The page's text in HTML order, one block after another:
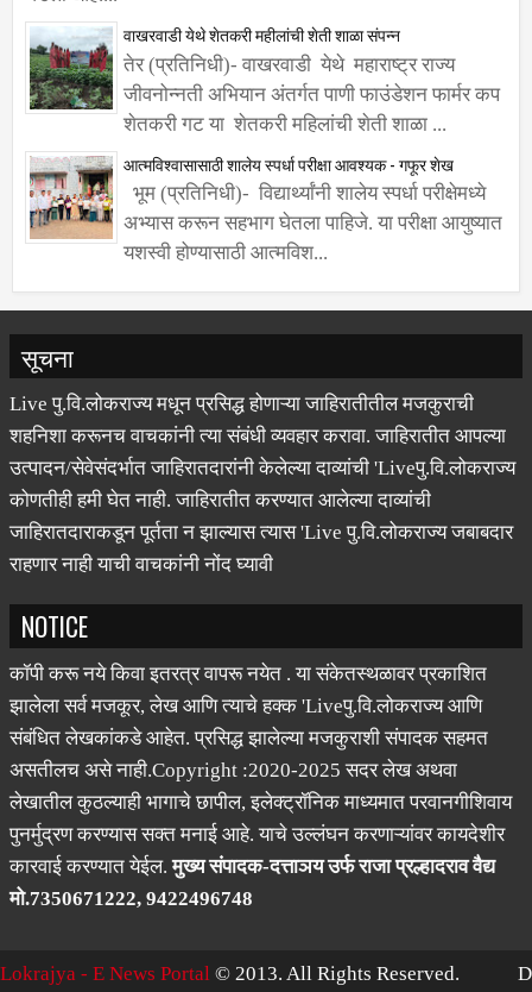
वाखरवाडी येथे शेतकरी महीलांची शेती शाळा संपन्न
तेर (प्रतिनिधी)- वाखरवाडी येथे महाराष्ट्र राज्य
जीवनोन्नती अभियान अंतर्गत पाणी फाउंडेशन फार्मर कप
शेतकरी गट या शेतकरी महिलांची शेती शाळा ...
आत्मविश्वासासाठी शालेय स्पर्धा परीक्षा आवश्यक - गफूर शेख
भूम (प्रतिनिधी)- विद्यार्थ्यांनी शालेय स्पर्धा परीक्षेमध्ये
अभ्यास करून सहभाग घेतला पाहिजे. या परीक्षा आयुष्यात
यशस्वी होण्यासाठी आत्मविश...
सूचना
Live पु.वि.लोकराज्य मधून प्रसिद्ध होणाऱ्या जाहिरातीतील मजकुराची
शहनिशा करूनच वाचकांनी त्या संबंधी व्यवहार करावा. जाहिरातीत आपल्या
उत्पादन/सेवेसंदर्भात जाहिरातदारांनी केलेल्या दाव्यांची 'Liveपु.वि.लोकराज्य
कोणतीही हमी घेत नाही. जाहिरातीत करण्यात आलेल्या दाव्यांची
जाहिरातदाराकडून पूर्तता न झाल्यास त्यास 'Live पु.वि.लोकराज्य जबाबदार
राहणार नाही याची वाचकांनी नोंद घ्यावी
NOTICE
कॉपी करू नये किवा इतरत्र वापरू नयेत . या संकेतस्थळावर प्रकाशित
झालेला सर्व मजकूर, लेख आणि त्याचे हक्क 'Liveपु.वि.लोकराज्य आणि
संबंधित लेखकांकडे आहेत. प्रसिद्ध झालेल्या मजकुराशी संपादक सहमत
असतीलच असे नाही.Copyright :2020-2025 सदर लेख अथवा
लेखातील कुठल्याही भागाचे छापील, इलेक्ट्रॉनिक माध्यमात परवानगीशिवाय
पुनर्मुद्रण करण्यास सक्त मनाई आहे. याचे उल्लंघन करणाऱ्यांवर कायदेशीर
कारवाई करण्यात येईल.मुख्य संपादक-दत्ताञय उर्फ राजा प्रल्हादराव वैद्य
मो.7350671222, 9422496748
Lokrajya - E News Portal © 2013. All Rights Reserved. D